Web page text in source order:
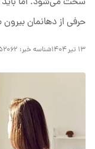
حرفی از دهانمان
۱۳ تیر ۱۴۰۴ شناسه خبر: